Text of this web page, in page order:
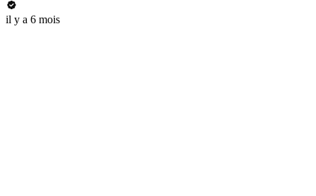
il y a 6 mois